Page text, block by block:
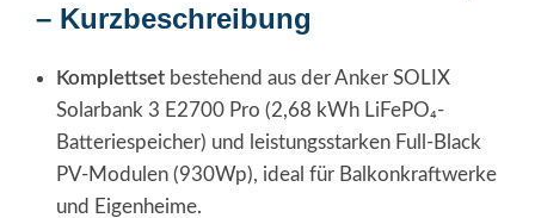
– Kurzbeschreibung
Komplettset bestehend aus der Anker SOLIX
Solarbank 3 E2700 Pro (2,68 kWh LiFePO₄-
Batteriespeicher) und leistungsstarken Full-Black
PV-Modulen (930Wp), ideal für Balkonkraftwerke
und Eigenheime.